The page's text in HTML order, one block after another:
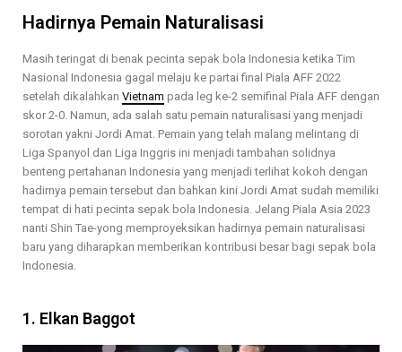
Hadirnya Pemain Naturalisasi
Masih teringat di benak pecinta sepak bola Indonesia ketika Tim
Nasional Indonesia gagal melaju ke partai final Piala AFF 2022
setelah dikalahkan Vietnam pada leg ke-2 semifinal Piala AFF dengan
skor 2-0. Namun, ada salah satu pemain naturalisasi yang menjadi
sorotan yakni Jordi Amat. Pemain yang telah malang melintang di
Liga Spanyol dan Liga Inggris ini menjadi tambahan solidnya
benteng pertahanan Indonesia yang menjadi terlihat kokoh dengan
hadirnya pemain tersebut dan bahkan kini Jordi Amat sudah memiliki
tempat di hati pecinta sepak bola Indonesia. Jelang Piala Asia 2023
nanti Shin Tae-yong memproyeksikan hadirnya pemain naturalisasi
baru yang diharapkan memberikan kontribusi besar bagi sepak bola
Indonesia.
1. Elkan Baggot